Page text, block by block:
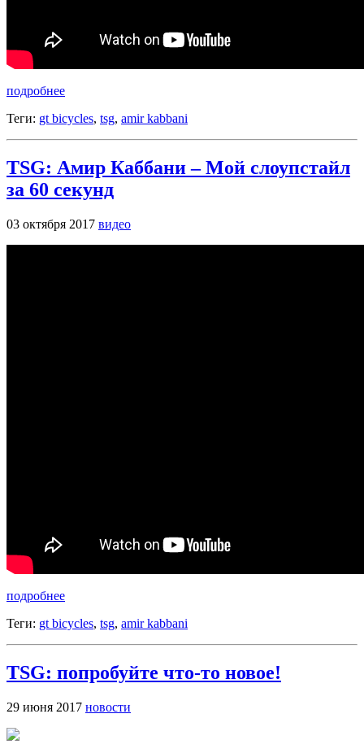
подробнее
Теги: gt bicycles, tsg, amir kabbani
TSG: Амир Каббани – Мой слоупстайл
за 60 секунд
03 октября 2017 видео
подробнее
Теги: gt bicycles, tsg, amir kabbani
TSG: попробуйте что-то новое!
29 июня 2017 новости